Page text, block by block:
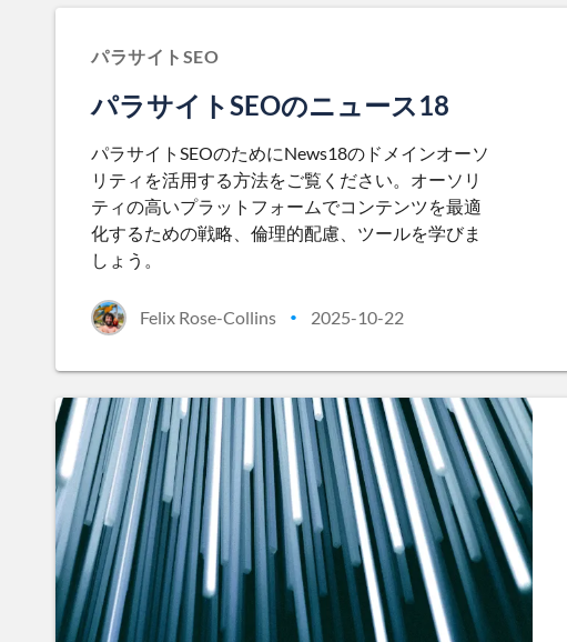
パラサイトSEO
パラサイトSEOのニュース18
パラサイトSEOのためにNews18のドメインオーソ
リティを活用する方法をご覧ください。オーソリ
ティの高いプラットフォームでコンテンツを最適
化するための戦略、倫理的配慮、ツールを学びま
しょう。
Felix Rose-Collins • 2025-10-22